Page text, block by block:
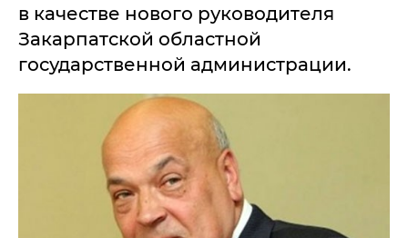
в качестве нового руководителя
Закарпатской областной
государственной администрации.